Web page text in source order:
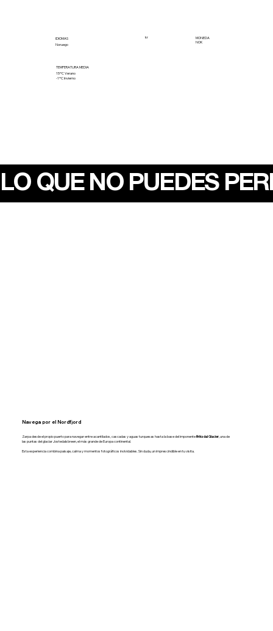
IDIOMAS
Noruego
kr
MONEDA
NOK
TEMPERATURA MEDIA
15ºC Verano
-1ºC Invierno
LO QUE NO PUEDES
Navega por el Nordfjord
Zarpa desde el propio puerto para navegar entre acantilados, cascadas y aguas turquesas hasta la base del imponenteBriksdal Glacier , una de
las puntas del glaciar Jostedalsbreen, el más grande de Europa continental.
Esta experiencia combina paisaje, calma y momentos fotográficos inolvidables. Sin duda, un imprescindible en tu visita.